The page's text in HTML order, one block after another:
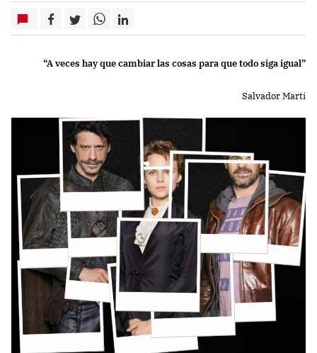
“A veces hay que cambiar las cosas para que todo siga igual”
Salvador Martí